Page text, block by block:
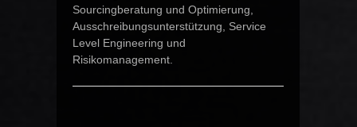
Sourcingberatung und Optimierung,
Ausschreibungsunterstützung, Service
Level Engineering und
Risikomanagement.